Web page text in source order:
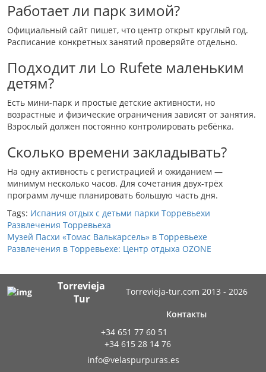
Работает ли парк зимой?
Официальный сайт пишет, что центр открыт круглый год.
Расписание конкретных занятий проверяйте отдельно.
Подходит ли Lo Rufete маленьким
детям?
Есть мини-парк и простые детские активности, но
возрастные и физические ограничения зависят от занятия.
Взрослый должен постоянно контролировать ребёнка.
Сколько времени закладывать?
На одну активность с регистрацией и ожиданием —
минимум несколько часов. Для сочетания двух-трёх
программ лучше планировать большую часть дня.
Tags: Испания отдых с детьми парки Торревьехи
Развлечения Торревьеха
Музей Пасхи «Томас Валькарсель» в Торревьехе
Развлечения в Торревьехе: Центр отдыха OZONE
Torrevieja
Tur
Torrevieja-tur.com 2013 - 2026
Контакты
+34 651 77 60 51
+34 615 28 14 76
info@velaspurpuras.es